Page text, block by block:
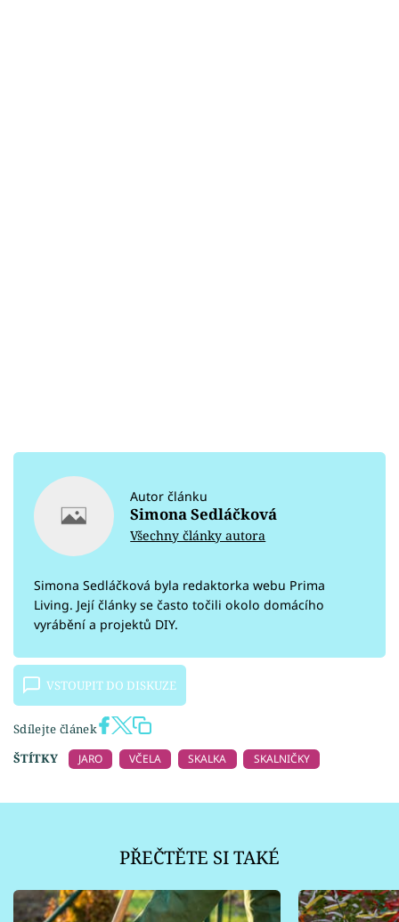
Autor článku
Simona Sedláčková
Všechny články autora
Simona Sedláčková byla redaktorka webu Prima
Living. Její články se často točili okolo domácího
vyrábění a projektů DIY.
VSTOUPIT DO DISKUZE
Sdílejte článek
ŠTÍTKY
JARO VČELA SKALKA SKALNIČKY
PŘEČTĚTE SI TAKÉ